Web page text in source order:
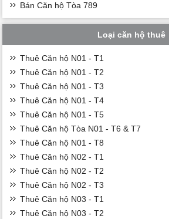
Bán Căn hộ Tòa 789
Loại căn hộ thuê
Thuê Căn hộ N01 - T1
Thuê Căn hộ N01 - T2
Thuê Căn hộ N01 - T3
Thuê Căn hộ N01 - T4
Thuê Căn hộ N01 - T5
Thuê Căn hộ Tòa N01 - T6 & T7
Thuê Căn hộ N01 - T8
Thuê Căn hộ N02 - T1
Thuê Căn hộ N02 - T2
Thuê Căn hộ N02 - T3
Thuê Căn hộ N03 - T1
Thuê Căn hộ N03 - T2